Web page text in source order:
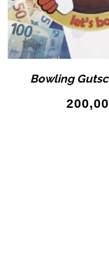
200,00